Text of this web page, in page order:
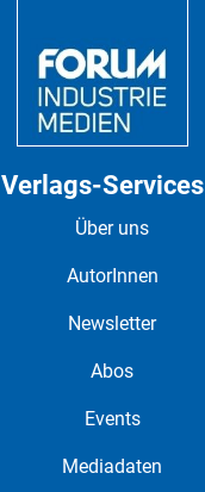
Verlags-Services
Über uns
AutorInnen
Newsletter
Abos
Events
Mediadaten